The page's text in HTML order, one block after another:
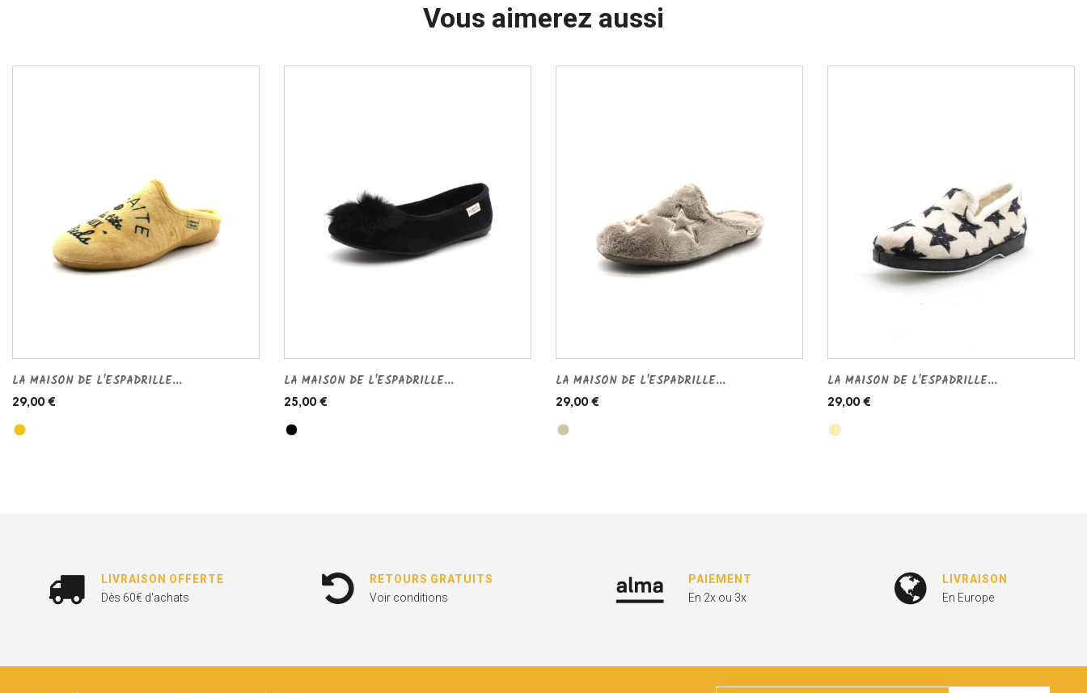
Vous aimerez aussi
LA MAISON DE L'ESPADRILLE...
29,00 €
LA MAISON DE L'ESPADRILLE...
25,00 €
LA MAISON DE L'ESPADRILLE...
29,00 €
LA MAISON DE L'ESPADRILLE...
29,00 €
LIVRAISON OFFERTE
Dès 60€ d'achats
RETOURS GRATUITS
Voir conditions
PAIEMENT
En 2x ou 3x
LIVRAISON
En Europe